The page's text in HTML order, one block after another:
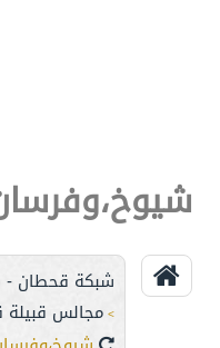
شبكة قحطان -
> مجالس